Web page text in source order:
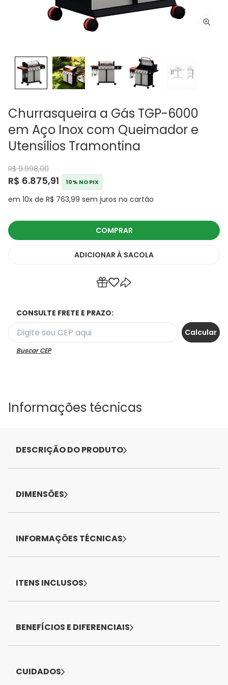
Churrasqueira a Gás TGP-6000
em Aço Inox com Queimador e
Utensílios Tramontina
R$ 9.998,00
R$ 6.875,91 10% NO PIX
em 10x de R$ 763,99 sem juros no cartão
COMPRAR
ADICIONAR À SACOLA
CONSULTE FRETE E PRAZO:
Buscar CEP
Informações técnicas
DESCRIÇÃO DO PRODUTO
DIMENSÕES
INFORMAÇÕES TÉCNICAS
ITENS INCLUSOS
BENEFÍCIOS E DIFERENCIAIS
CUIDADOS